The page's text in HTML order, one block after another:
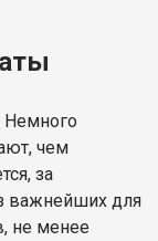
Немного
чем
за
важнейших для
не менее